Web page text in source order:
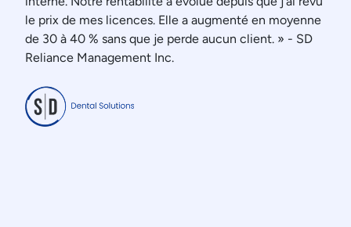
le prix de mes licences. Elle a augmenté en moyenne
de 30 à 40 % sans que je perde aucun client. » - SD
Reliance Management Inc.